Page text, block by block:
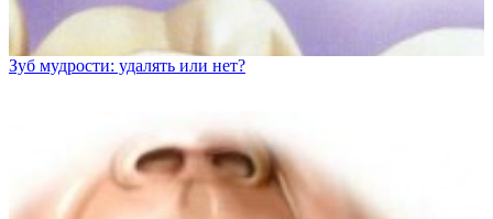
Зуб мудрости: удалять или нет?